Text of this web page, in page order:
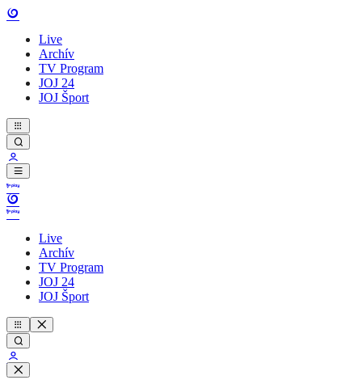
Live
Archív
TV Program
JOJ 24
JOJ Šport
Live
Archív
TV Program
JOJ 24
JOJ Šport